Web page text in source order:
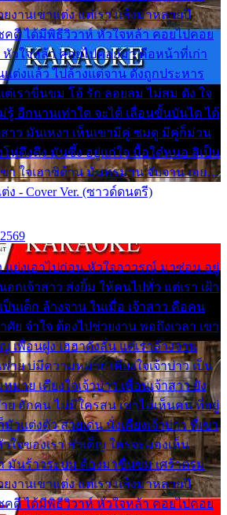
งานเขาแต่ง แต่เรา แล้งมาหลายปี
คดี ได้มีพิธีวิวาห์ หัวใจหล้า คอยไปคอย
วใจหล้า คอยไปคอยมา คือหน้าที่เก่า
แต่งแล้ว ไปล้างแต่จาน ดั่งถูกประหาร
ต่เราขื่นขม โอ้ รัก ลอยลม ไม่สม ดัง ใจ
รู้ อีกนานเท่าใด จะได้ เลื่อนขั้นบันได ได้
สาว มันเหงา เห็นเขามีคู่ ซมดู มีคู่ก็ม่วน
โห่ตึงตึง มันซึ้ง อยู่แก่ใจ มื้อใด๋หนอ สิเป็น
ขา ใจเฮาซิด้าน มันทรมาน จับจาน เอย…
ง - Cover Ver. (ซาวด์ดนตรี)
แย่งเอาไปก่อน หัวใจอาวรณ์ มาซ่อน อยู่
กเจ้าสาว ส่งยิ้ม ให้คนไปทั่ว แต่เรา เฝ้า
นเด็ก ล้างจาน ในเมื่อ เจ้าสาว คือคน
ย จำใจ ต้องไปช่วยงาน พอถึงเวลา เขา
เพื่อนฝูง เฮฮาดังลั่น แต่เราล้างจาน
าย บ่มีความหมาย เคียงใจเจ้าบ่าว เป็น
าย เคียงใจเจ้าบ่าว เพื่อนเจ้าสาว ยัง
ย ฮักคน ไม่มีใครสน เขาไม่เห็นคน ที่อยู่
วแต่งตัว สวยเด่น นั่งเคียงเจ้าบ่าว ที่เขา
วใจของเรา ลำเค็ญ ใครจะมองเห็น
มันร้าวระบม ต้องมาขื่นขม เศร้าตรม
งานเขาแต่ง แต่เรา แล้งมาหลายปี
คดี ได้มีพิธีวิวาห์ หัวใจหล้า คอยไปคอย